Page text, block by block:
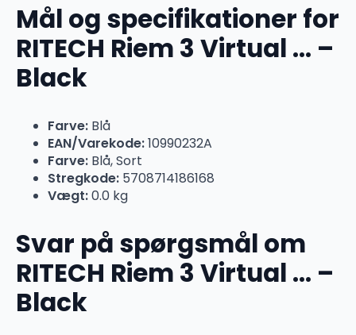
Mål og specifikationer for
RITECH Riem 3 Virtual … –
Black
Farve: Blå
EAN/Varekode:10990232A
Farve: Blå, Sort
Stregkode: 5708714186168
Vægt:0.0 kg
Svar på spørgsmål om
RITECH Riem 3 Virtual … –
Black